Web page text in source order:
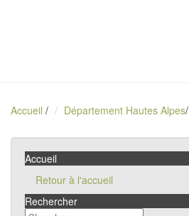
Accueil / Département Hautes Alpes/
Accueil
Retour à l'accueil
Rechercher